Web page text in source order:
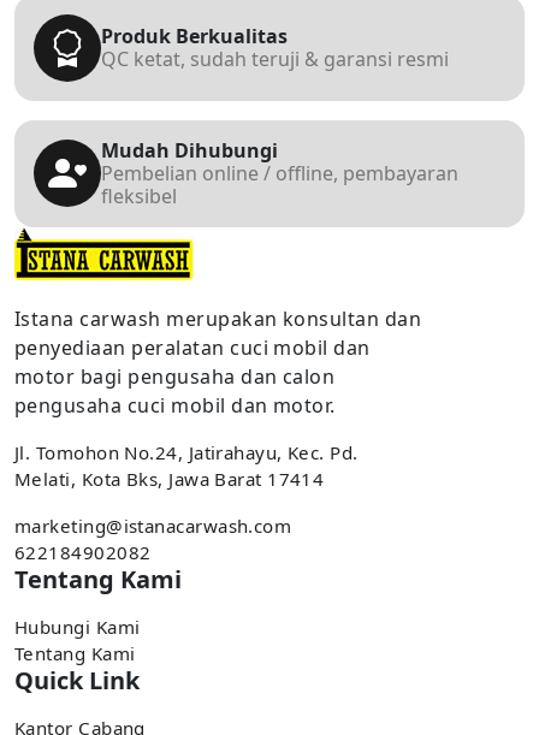
Produk Berkualitas
QC ketat, sudah teruji & garansi resmi
Mudah Dihubungi
Pembelian online / offline, pembayaran
fleksibel
Istana carwash merupakan konsultan dan
penyediaan peralatan cuci mobil dan
motor bagi pengusaha dan calon
pengusaha cuci mobil dan motor.
Jl. Tomohon No.24, Jatirahayu, Kec. Pd.
Melati, Kota Bks, Jawa Barat 17414
marketing@istanacarwash.com
622184902082
Tentang Kami
Hubungi Kami
Tentang Kami
Quick Link
Kantor Cabang